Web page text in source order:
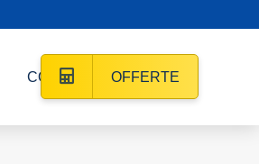
CONTACT OFFERTE